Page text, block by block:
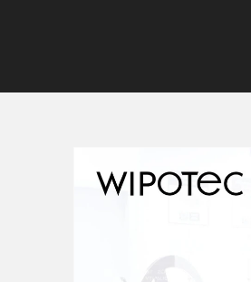
We need your
We use a third party
data about your
to watch this video.